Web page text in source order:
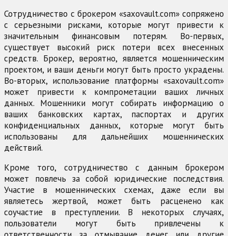
Сотрудничество с брокером «saxovault.com» сопряжено
с серьезными рисками, которые могут привести к
значительным финансовым потерям. Во-первых,
существует высокий риск потери всех внесенных
средств. Брокер, вероятно, является мошенническим
проектом, и ваши деньги могут быть просто украдены.
Во-вторых, использование платформы «saxovault.com»
может привести к компрометации ваших личных
данных. Мошенники могут собирать информацию о
ваших банковских картах, паспортах и других
конфиденциальных данных, которые могут быть
использованы для дальнейших мошеннических
действий.
Кроме того, сотрудничество с данным брокером
может повлечь за собой юридические последствия.
Участие в мошеннических схемах, даже если вы
являетесь жертвой, может быть расценено как
соучастие в преступлении. В некоторых случаях,
пользователи могут быть привлечены к